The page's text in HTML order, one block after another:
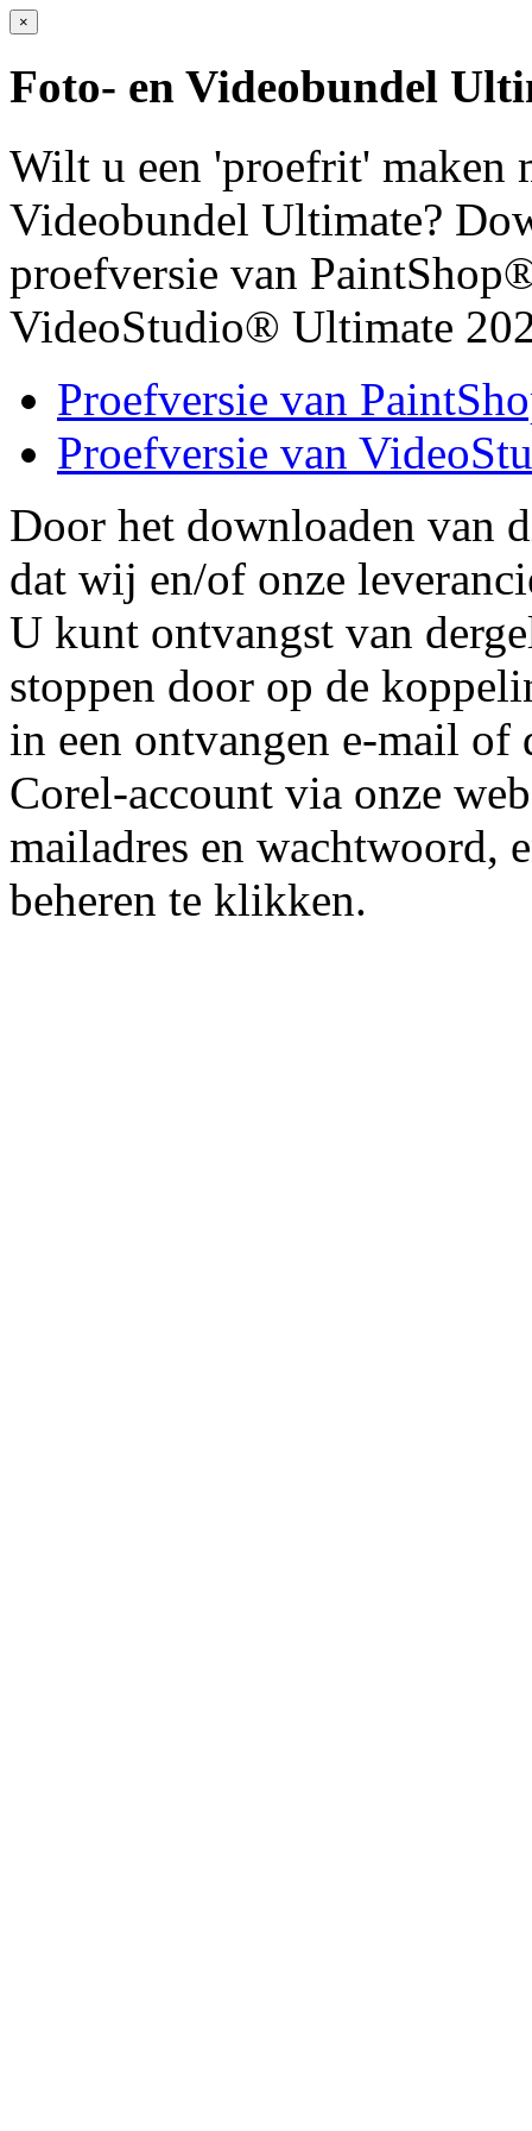
×
Foto- en Videobundel
Wilt u een 'proefrit' maken
Videobundel Ultimate?
proefversie van
VideoStudio® Ultimate
Proefversie van
Proefversie van
Door het downloaden van
dat wij en/of onze
U kunt ontvangst van
stoppen door op de
in een ontvangen e-mail
Corel-account via onze
mailadres en wachtwoord,
beheren te klikken.